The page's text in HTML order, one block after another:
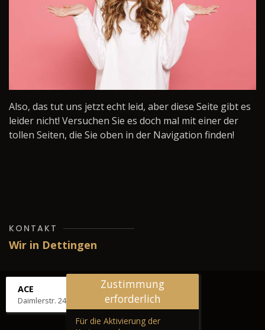
Also, das tut uns jetzt echt leid, aber diese Seite gibt es
leider nicht! Versuchen Sie es doch mal mit einer der
tollen Seiten, die Sie oben in der Navigation finden!
KONTAKT
Wir in Dettingen
ACE
Daimlerstr. 24, 72581 Dettingen
Zustimmung
erforderlich
Für die Aktivierung der